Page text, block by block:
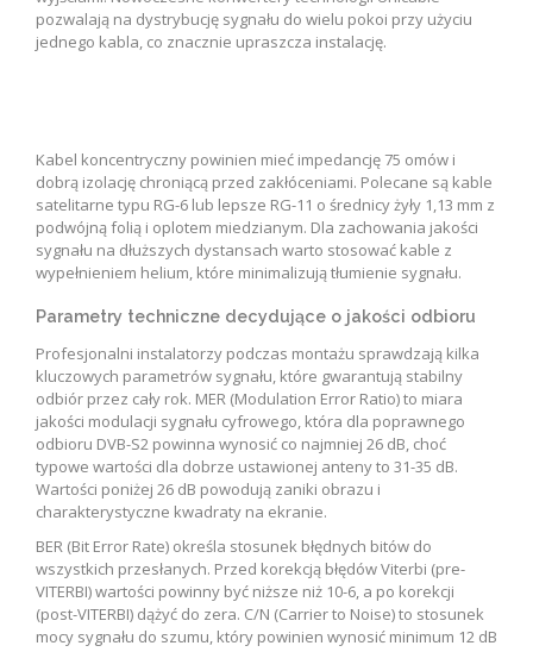
pozwalają na dystrybucję sygnału do wielu pokoi przy użyciu
jednego kabla, co znacznie upraszcza instalację.
Kabel koncentryczny powinien mieć impedancję 75 omów i
dobrą izolację chroniącą przed zakłóceniami. Polecane są kable
satelitarne typu RG-6 lub lepsze RG-11 o średnicy żyły 1,13 mm z
podwójną folią i oplotem miedzianym. Dla zachowania jakości
sygnału na dłuższych dystansach warto stosować kable z
wypełnieniem helium, które minimalizują tłumienie sygnału.
Parametry techniczne decydujące o jakości odbioru
Profesjonalni instalatorzy podczas montażu sprawdzają kilka
kluczowych parametrów sygnału, które gwarantują stabilny
odbiór przez cały rok. MER (Modulation Error Ratio) to miara
jakości modulacji sygnału cyfrowego, która dla poprawnego
odbioru DVB-S2 powinna wynosić co najmniej 26 dB, choć
typowe wartości dla dobrze ustawionej anteny to 31-35 dB.
Wartości poniżej 26 dB powodują zaniki obrazu i
charakterystyczne kwadraty na ekranie.
BER (Bit Error Rate) określa stosunek błędnych bitów do
wszystkich przesłanych. Przed korekcją błędów Viterbi (pre-
VITERBI) wartości powinny być niższe niż 10-6, a po korekcji
(post-VITERBI) dążyć do zera. C/N (Carrier to Noise) to stosunek
mocy sygnału do szumu, który powinien wynosić minimum 12 dB